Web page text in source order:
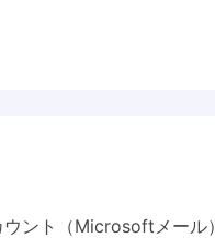
ント（Microsoftメール）